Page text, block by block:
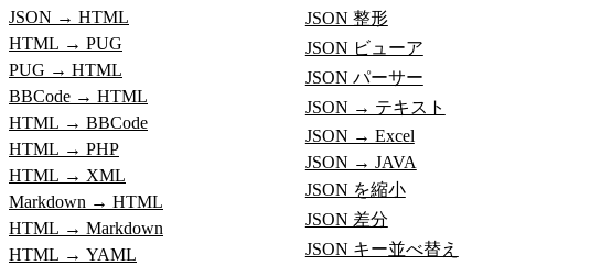
JSON → HTML
HTML → PUG
PUG → HTML
BBCode → HTML
HTML → BBCode
HTML → PHP
HTML → XML
Markdown → HTML
HTML → Markdown
HTML → YAML
JSON 整形
JSON ビューア
JSON パーサー
JSON → テキスト
JSON → Excel
JSON → JAVA
JSON を縮小
JSON 差分
JSON キー並べ替え